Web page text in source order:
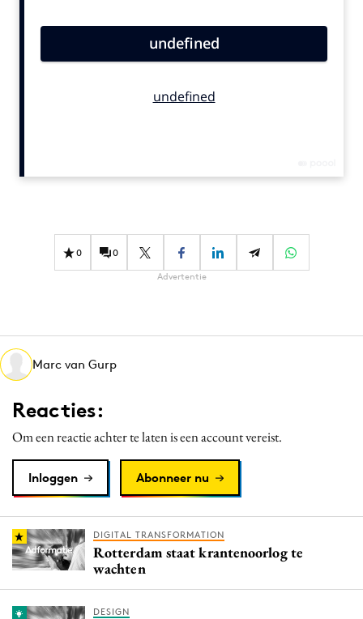
Carriere
Diversiteit
Interne communicatie
Martech
Media
Merkstrategie
PR
Purpose Marketing
Reputatie & crisis
0 0
Advertentie
Marc van Gurp
Reacties:
Om een reactie achter te laten is een account vereist.
Inloggen Abonneer nu
DIGITAL TRANSFORMATION
Rotterdam staat krantenoorlog te
wachten
DESIGN